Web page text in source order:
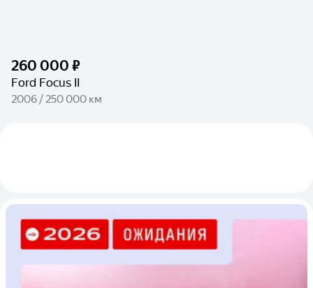
260 000 ₽
Ford Focus II
2006 / 250 000 км